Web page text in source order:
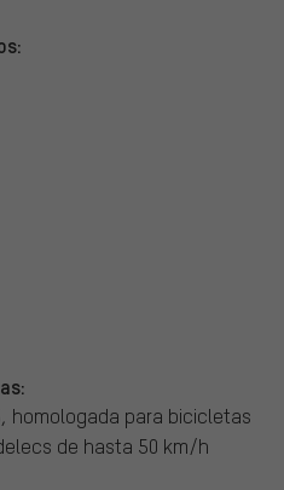
homologada para bicicletas
de hasta 50 km/h